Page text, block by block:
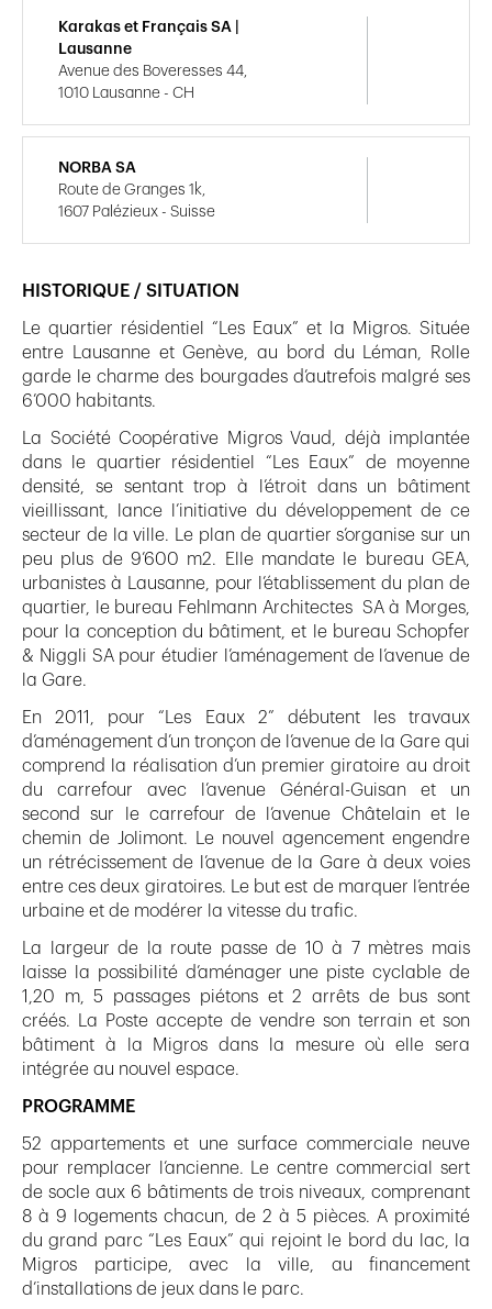
HISTORIQUE / SITUATION
Le quartier résidentiel “Les Eaux” et la Migros. Située
entre Lausanne et Genève, au bord du Léman, Rolle
garde le charme des bourgades d’autrefois malgré ses
6’000 habitants.
La Société Coopérative Migros Vaud, déjà implantée
dans le quartier résidentiel “Les Eaux” de moyenne
densité, se sentant trop à l’étroit dans un bâtiment
vieillissant, lance l’initiative du développement de ce
secteur de la ville. Le plan de quartier s’organise sur un
peu plus de 9’600 m2. Elle mandate le bureau GEA,
urbanistes à Lausanne, pour l’établissement du plan de
quartier, le bureau Fehlmann Architectes SA à Morges,
pour la conception du bâtiment, et le bureau Schopfer
& Niggli SA pour étudier l’aménagement de l’avenue de
la Gare.
En 2011, pour “Les Eaux 2” débutent les travaux
d’aménagement d’un tronçon de l’avenue de la Gare qui
comprend la réalisation d’un premier giratoire au droit
du carrefour avec l’avenue Général-Guisan et un
second sur le carrefour de l’avenue Châtelain et le
chemin de Jolimont. Le nouvel agencement engendre
un rétrécissement de l’avenue de la Gare à deux voies
entre ces deux giratoires. Le but est de marquer l’entrée
urbaine et de modérer la vitesse du trafic.
La largeur de la route passe de 10 à 7 mètres mais
laisse la possibilité d’aménager une piste cyclable de
1,20 m, 5 passages piétons et 2 arrêts de bus sont
créés. La Poste accepte de vendre son terrain et son
bâtiment à la Migros dans la mesure où elle sera
intégrée au nouvel espace.
PROGRAMME
52 appartements et une surface commerciale neuve
pour remplacer l’ancienne. Le centre commercial sert
de socle aux 6 bâtiments de trois niveaux, comprenant
8 à 9 logements chacun, de 2 à 5 pièces. A proximité
du grand parc “Les Eaux” qui rejoint le bord du lac, la
Migros participe, avec la ville, au financement
d’installations de jeux dans le parc.
Karakas et Français SA |
Lausanne
Avenue des Boveresses 44,
1010 Lausanne - CH
NORBA SA
Route de Granges 1k,
1607 Palézieux - Suisse